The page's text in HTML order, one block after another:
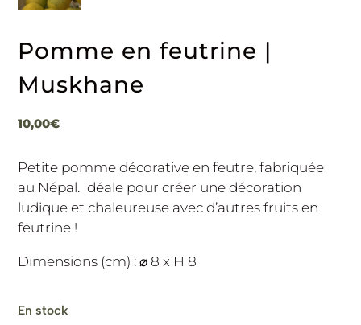
Pomme en feutrine |
Muskhane
10,00€
Petite pomme décorative en feutre, fabriquée
au Népal. Idéale pour créer une décoration
ludique et chaleureuse avec d’autres fruits en
feutrine !
Dimensions (cm) : ⌀ 8 x H 8
En stock